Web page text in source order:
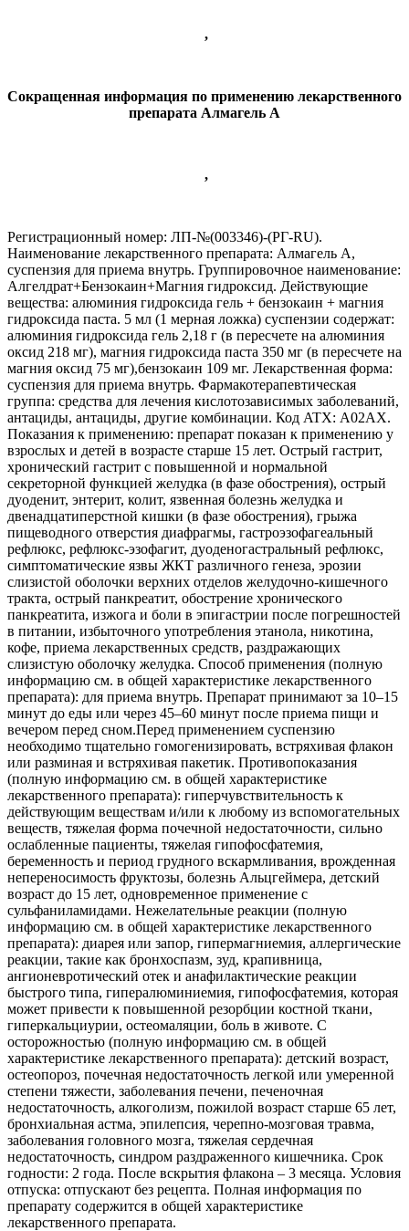
,
Сокращенная информация по применению лекарственного
препарата Алмагель А
,
Регистрационный номер: ЛП-№(003346)-(РГ-RU).
Наименование лекарственного препарата: Алмагель А,
суспензия для приема внутрь. Группировочное наименование:
Алгелдрат+Бензокаин+Магния гидроксид. Действующие
вещества: алюминия гидроксида гель + бензокаин + магния
гидроксида паста. 5 мл (1 мерная ложка) суспензии содержат:
алюминия гидроксида гель 2,18 г (в пересчете на алюминия
оксид 218 мг), магния гидроксида паста 350 мг (в пересчете на
магния оксид 75 мг),бензокаин 109 мг. Лекарственная форма:
суспензия для приема внутрь. Фармакотерапевтическая
группа: средства для лечения кислотозависимых заболеваний,
антациды, антациды, другие комбинации. Код ATX: А02АХ.
Показания к применению: препарат показан к применению у
взрослых и детей в возрасте старше 15 лет. Острый гастрит,
хронический гастрит с повышенной и нормальной
секреторной функцией желудка (в фазе обострения), острый
дуоденит, энтерит, колит, язвенная болезнь желудка и
двенадцатиперстной кишки (в фазе обострения), грыжа
пищеводного отверстия диафрагмы, гастроэзофагеальный
рефлюкс, рефлюкс-эзофагит, дуоденогастральный рефлюкс,
симптоматические язвы ЖКТ различного генеза, эрозии
слизистой оболочки верхних отделов желудочно-кишечного
тракта, острый панкреатит, обострение хронического
панкреатита, изжога и боли в эпигастрии после погрешностей
в питании, избыточного употребления этанола, никотина,
кофе, приема лекарственных средств, раздражающих
слизистую оболочку желудка. Способ применения (полную
информацию см. в общей характеристике лекарственного
препарата): для приема внутрь. Препарат принимают за 10–15
минут до еды или через 45–60 минут после приема пищи и
вечером перед сном.Перед применением суспензию
необходимо тщательно гомогенизировать, встряхивая флакон
или разминая и встряхивая пакетик. Противопоказания
(полную информацию см. в общей характеристике
лекарственного препарата): гиперчувствительность к
действующим веществам и/или к любому из вспомогательных
веществ, тяжелая форма почечной недостаточности, сильно
ослабленные пациенты, тяжелая гипофосфатемия,
беременность и период грудного вскармливания, врожденная
непереносимость фруктозы, болезнь Альцгеймера, детский
возраст до 15 лет, одновременное применение с
сульфаниламидами. Нежелательные реакции (полную
информацию см. в общей характеристике лекарственного
препарата): диарея или запор, гипермагниемия, аллергические
реакции, такие как бронхоспазм, зуд, крапивница,
ангионевротический отек и анафилактические реакции
быстрого типа, гипералюминиемия, гипофосфатемия, которая
может привести к повышенной резорбции костной ткани,
гиперкальциурии, остеомаляции, боль в животе. С
осторожностью (полную информацию см. в общей
характеристике лекарственного препарата): детский возраст,
остеопороз, почечная недостаточность легкой или умеренной
степени тяжести, заболевания печени, печеночная
недостаточность, алкоголизм, пожилой возраст старше 65 лет,
бронхиальная астма, эпилепсия, черепно-мозговая травма,
заболевания головного мозга, тяжелая сердечная
недостаточность, синдром раздраженного кишечника. Срок
годности: 2 года. После вскрытия флакона – 3 месяца. Условия
отпуска: отпускают без рецепта. Полная информация по
препарату содержится в общей характеристике
лекарственного препарата.